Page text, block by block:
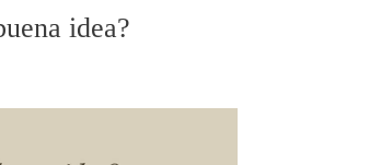
idea?